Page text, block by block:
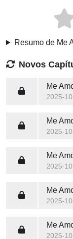
Resumo de Me
Novos
Me
2025-
Me
2025-
Me
2025-
Me
2025-
Me
2025-